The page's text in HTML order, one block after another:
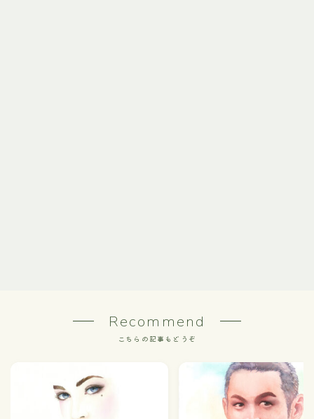
Recommend
こちらの記事もどうぞ